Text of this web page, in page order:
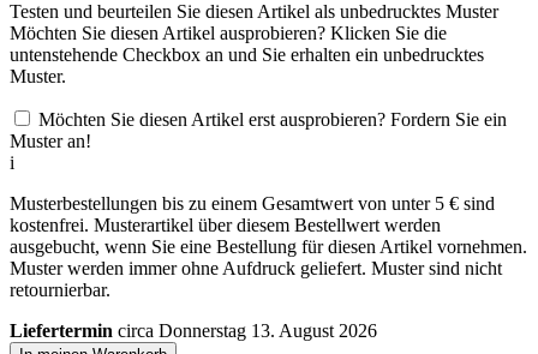
Testen und beurteilen Sie diesen Artikel als unbedrucktes Muster
Möchten Sie diesen Artikel ausprobieren? Klicken Sie die
untenstehende Checkbox an und Sie erhalten ein unbedrucktes
Muster.
Möchten Sie diesen Artikel erst ausprobieren? Fordern Sie ein
Muster an!
i
Musterbestellungen bis zu einem Gesamtwert von unter 5 € sind
kostenfrei. Musterartikel über diesem Bestellwert werden
ausgebucht, wenn Sie eine Bestellung für diesen Artikel vornehmen.
Muster werden immer ohne Aufdruck geliefert. Muster sind nicht
retournierbar.
Liefertermin circa Donnerstag 13. August 2026